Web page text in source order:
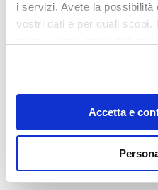
i servizi. Avete la
vostri dati e per quali scopi.
modificare o revocare il
momento dalla
sull'icona di attivazione
raccogliere
geografica, con
Accetta e